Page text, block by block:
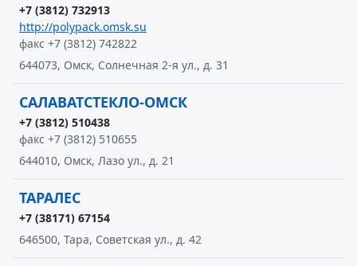
+7 (3812) 732913
http://polypack.omsk.su
факс +7 (3812) 742822
644073, Омск, Солнечная 2-я ул., д. 31
САЛАВАТСТЕКЛО-ОМСК
+7 (3812) 510438
факс +7 (3812) 510655
644010, Омск, Лазо ул., д. 21
ТАРАЛЕС
+7 (38171) 67154
646500, Тара, Советская ул., д. 42